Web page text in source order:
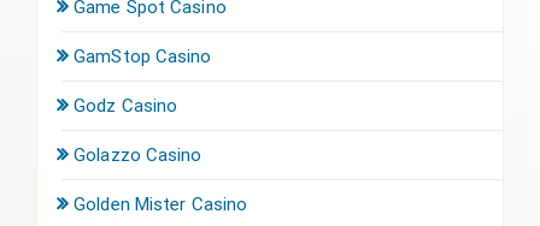
Game Spot Casino
GamStop Casino
Godz Casino
Golazzo Casino
Golden Mister Casino